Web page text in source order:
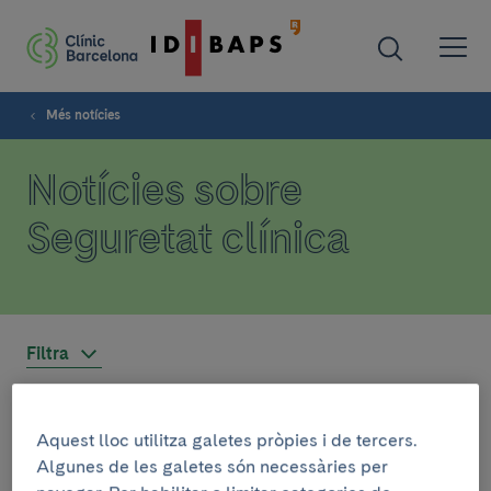
Més notícies
Notícies sobre
Seguretat clínica
Filtra
ASSISTÈNCIA
15 d’abril de 2026
Aquest lloc utilitza galetes pròpies i de tercers.
Algunes de les galetes són necessàries per